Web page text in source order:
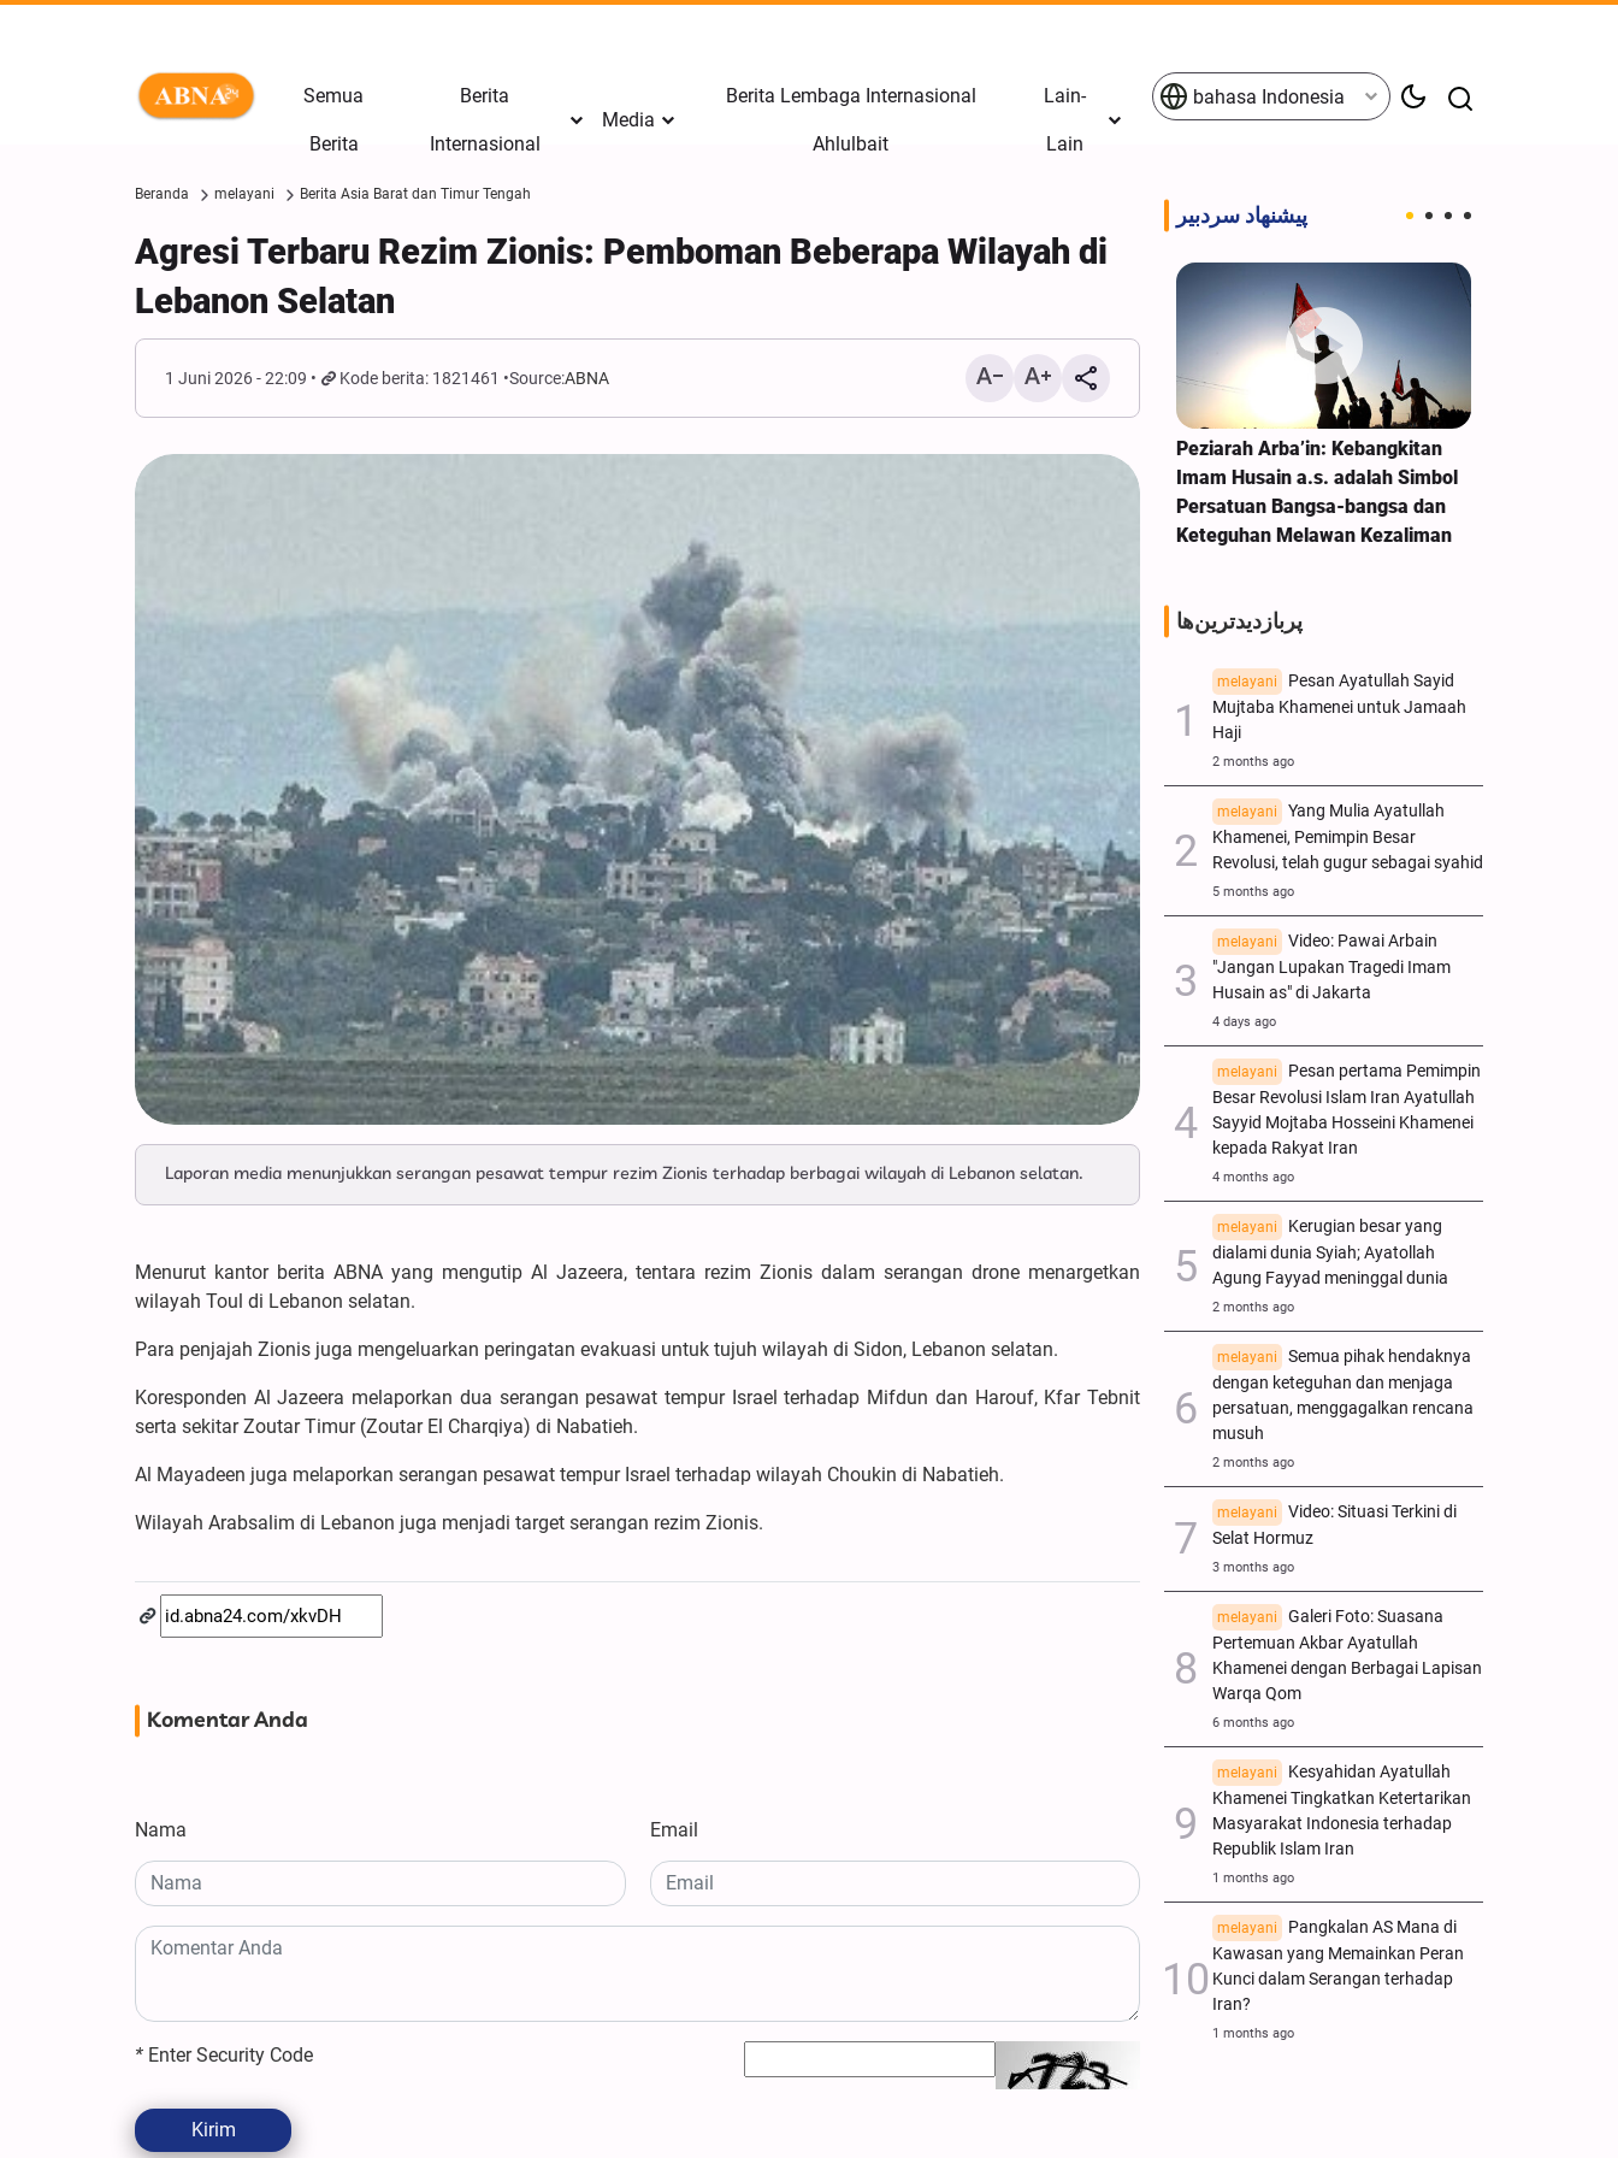
Semua
Berita
Berita
Internasional
Media
Berita Lembaga Internasional
Ahlulbait
Lain-
Lain
bahasa Indonesia
Beranda melayani Berita Asia Barat dan Timur Tengah
Agresi Terbaru Rezim Zionis: Pemboman Beberapa Wilayah di
Lebanon Selatan
1 Juni 2026 - 22:09 Kode berita: 1821461 Source:ABNA
Laporan media menunjukkan serangan pesawat tempur rezim Zionis terhadap berbagai wilayah di Lebanon selatan.
Menurut kantor berita ABNA yang mengutip Al Jazeera, tentara rezim Zionis dalam serangan drone menargetkan
wilayah Toul di Lebanon selatan.
Para penjajah Zionis juga mengeluarkan peringatan evakuasi untuk tujuh wilayah di Sidon, Lebanon selatan.
Koresponden Al Jazeera melaporkan dua serangan pesawat tempur Israel terhadap Mifdun dan Harouf, Kfar Tebnit
serta sekitar Zoutar Timur (Zoutar El Charqiya) di Nabatieh.
Al Mayadeen juga melaporkan serangan pesawat tempur Israel terhadap wilayah Choukin di Nabatieh.
Wilayah Arabsalim di Lebanon juga menjadi target serangan rezim Zionis.
Komentar Anda
Nama Email
* Enter Security Code
Kirim
پیشنهاد سردبیر
Hujjatul Islam Azadi: Meraih
Peziarah Arba’in: Kebangkitan
Imam Husain a.s. adalah Simbol
Persatuan Bangsa-bangsa dan
Keteguhan Melawan Kezaliman
پربازدیدترین‌ها
melayani
Pesan Ayatullah Sayid
Mujtaba Khamenei untuk Jamaah
Haji
2 months ago
melayani
Yang Mulia Ayatullah
Khamenei, Pemimpin Besar
Revolusi, telah gugur sebagai syahid
5 months ago
melayani
Video: Pawai Arbain
"Jangan Lupakan Tragedi Imam
Husain as" di Jakarta
4 days ago
melayani
Pesan pertama Pemimpin
Besar Revolusi Islam Iran Ayatullah
Sayyid Mojtaba Hosseini Khamenei
kepada Rakyat Iran
4 months ago
melayani
Kerugian besar yang
dialami dunia Syiah; Ayatollah
Agung Fayyad meninggal dunia
2 months ago
melayani
Semua pihak hendaknya
dengan keteguhan dan menjaga
persatuan, menggagalkan rencana
musuh
2 months ago
melayani
Video: Situasi Terkini di
Selat Hormuz
3 months ago
melayani
Galeri Foto: Suasana
Pertemuan Akbar Ayatullah
Khamenei dengan Berbagai Lapisan
Warqa Qom
6 months ago
melayani
Kesyahidan Ayatullah
Khamenei Tingkatkan Ketertarikan
Masyarakat Indonesia terhadap
Republik Islam Iran
1 months ago
melayani
Pangkalan AS Mana di
Kawasan yang Memainkan Peran
Kunci dalam Serangan terhadap
Iran?
1 months ago